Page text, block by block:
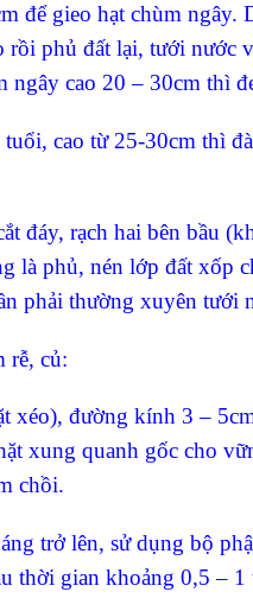
để gieo hạt chùm ngây.
phủ đất lại, tưới nước
ngây cao 20 – 30cm thì
cao từ 25-30cm thì
đáy, rạch hai bên bầu
là phủ, nén lớp đất xốp
phải thường xuyên tưới
rễ, củ:
xéo), đường kính 3 –
xung quanh gốc cho
chồi.
trở lên, sử dụng bộ
thời gian khoảng 0,5 –